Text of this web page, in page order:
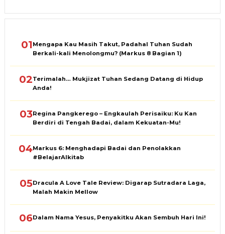
01Mengapa Kau Masih Takut, Padahal Tuhan Sudah
Berkali-kali Menolongmu? (Markus 8 Bagian 1)
02Terimalah… Mukjizat Tuhan Sedang Datang di Hidup
Anda!
03Regina Pangkerego – Engkaulah Perisaiku: Ku Kan
Berdiri di Tengah Badai, dalam Kekuatan-Mu!
04Markus 6: Menghadapi Badai dan Penolakkan
#BelajarAlkitab
05Dracula A Love Tale Review: Digarap Sutradara Laga,
Malah Makin Mellow
06Dalam Nama Yesus, Penyakitku Akan Sembuh Hari Ini!